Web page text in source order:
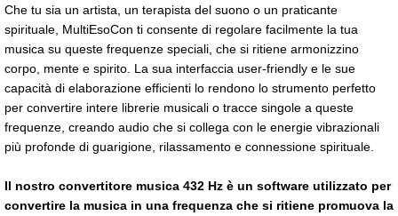
Che tu sia un artista, un terapista del suono o un praticante
spirituale, MultiEsoCon ti consente di regolare facilmente la tua
musica su queste frequenze speciali, che si ritiene armonizzino
corpo, mente e spirito. La sua interfaccia user-friendly e le sue
capacità di elaborazione efficienti lo rendono lo strumento perfetto
per convertire intere librerie musicali o tracce singole a queste
frequenze, creando audio che si collega con le energie vibrazionali
più profonde di guarigione, rilassamento e connessione spirituale.
Il nostro convertitore musica 432 Hz è un software utilizzato per
convertire la musica in una frequenza che si ritiene promuova la